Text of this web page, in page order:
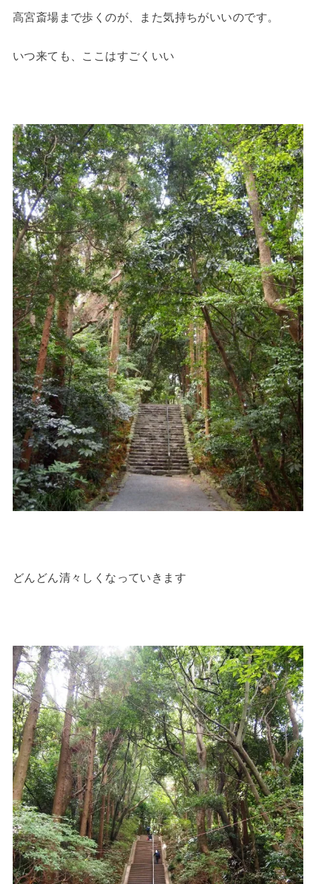
高宮斎場まで歩くのが、また気持ちがいいのです。
いつ来ても、ここはすごくいい
どんどん清々しくなっていきます